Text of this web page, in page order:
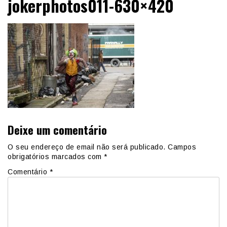
jokerphotos011-630×420
Deixe um comentário
O seu endereço de email não será publicado. Campos
obrigatórios marcados com *
Comentário *